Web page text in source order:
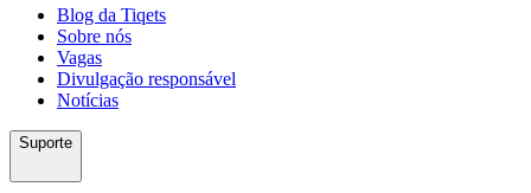
Blog da Tiqets
Sobre nós
Vagas
Divulgação responsável
Notícias
Suporte